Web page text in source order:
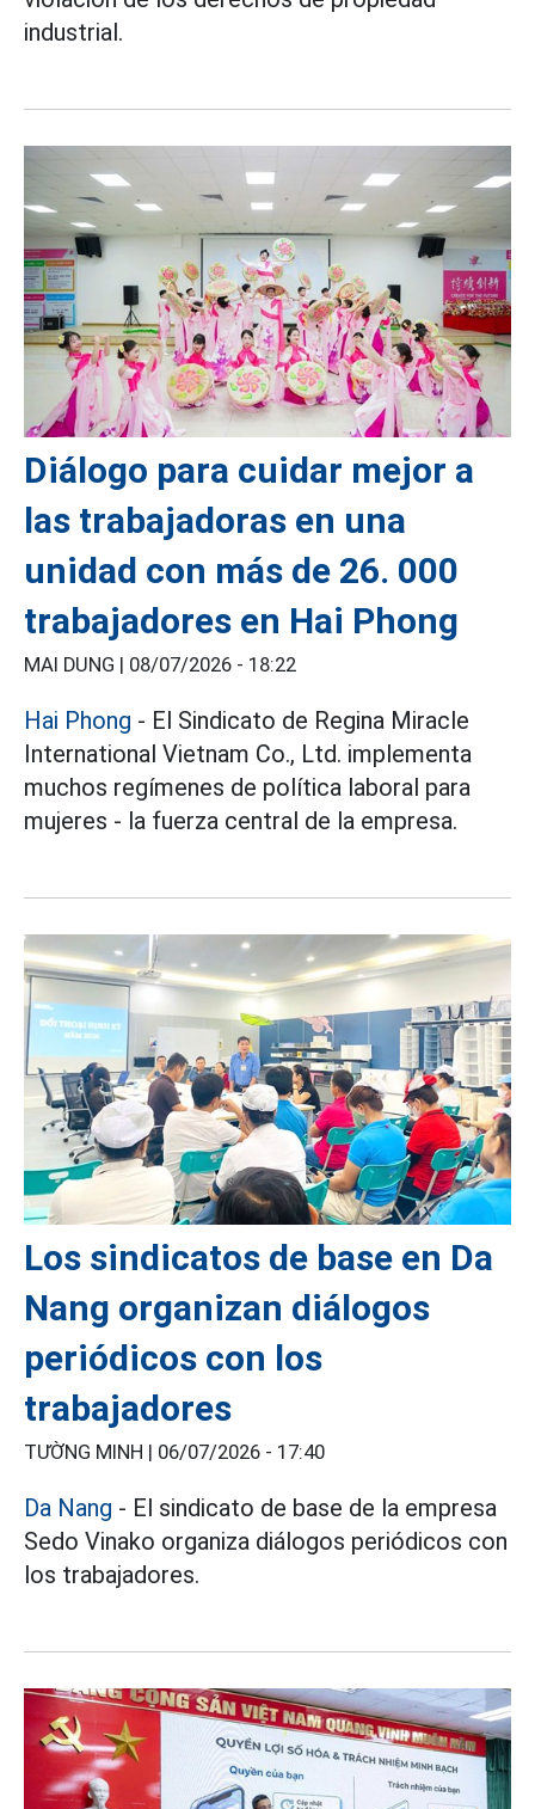
industrial.
Diálogo para cuidar mejor a
las trabajadoras en una
unidad con más de 26. 000
trabajadores en Hai Phong
MAI DUNG | 08/07/2026 - 18:22
Hai Phong - El Sindicato de Regina Miracle
International Vietnam Co., Ltd. implementa
muchos regímenes de política laboral para
mujeres - la fuerza central de la empresa.
Los sindicatos de base en Da
Nang organizan diálogos
periódicos con los
trabajadores
TƯỜNG MINH | 06/07/2026 - 17:40
Da Nang - El sindicato de base de la empresa
Sedo Vinako organiza diálogos periódicos con
los trabajadores.